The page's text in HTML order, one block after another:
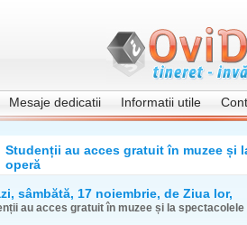
Mesaje dedicatii Informatii utile
Studenții au acces gratuit în muzee și
operă
sâmbătă, 17 noiembrie, de Ziua lor,
au acces gratuit în muzee și la